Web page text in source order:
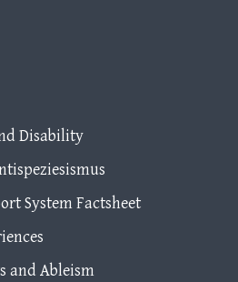
Disability
System Factsheet
and Ableism